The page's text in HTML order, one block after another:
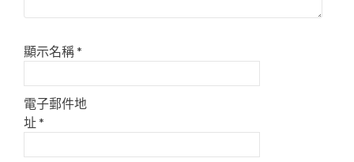
顯示名稱*
電子郵件地
址*